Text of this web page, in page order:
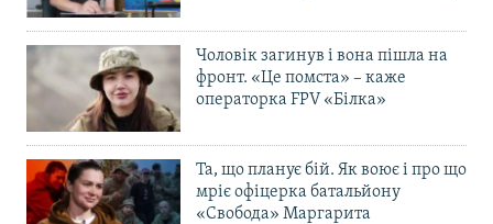
Чоловік загинув і вона пішла на
фронт. «Це помста» – каже
операторка FPV «Білка»
Та, що планує бій. Як воює і про що
мріє офіцерка батальйону
«Свобода» Маргарита